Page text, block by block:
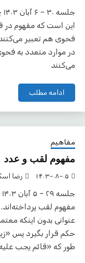
این است که مفهوم در
فحوی هم تعبیر می‌کنند
در موارد متعدد به
می‌کنند
ادامه مطلب
مفاهیم
مفهوم لقب و عدد
۱۴۰۳-۰۸-۰۵ رضا
مفهوم لقب
عنوانی بدون اینکه
حکم قرار بگیرد پس
طور که «قائم یجب